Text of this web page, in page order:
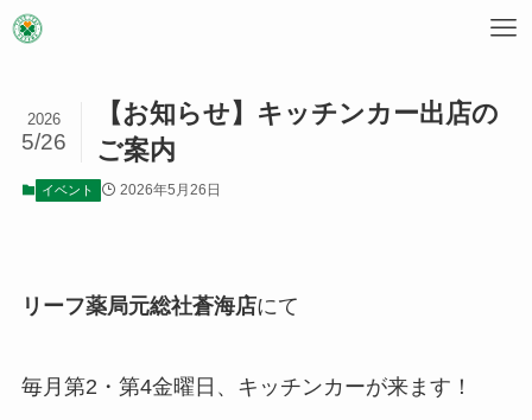
【お知らせ】キッチンカー出店の
ご案内
2026
5/26
イベント 2026年5月26日
リーフ薬局元総社蒼海店にて
毎月第2・第4金曜日、キッチンカーが来ます！